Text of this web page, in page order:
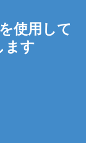
使用して
ます